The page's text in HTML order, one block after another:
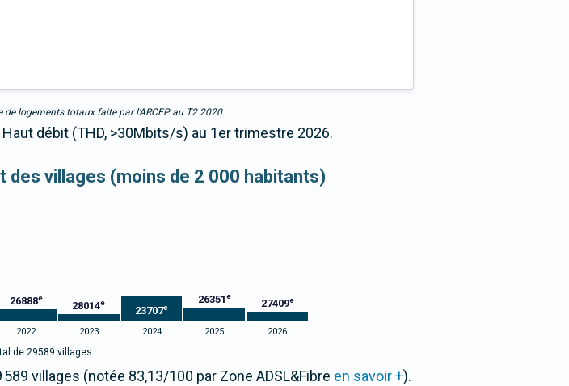
logements totaux faite par l’ARCEP au T2 2020.
débit (THD, >30Mbits/s) au 1er trimestre 2026.
des villages (moins de 2 000 habitants)
26888e
28014e
23707e
26351 e
27409e
2022 2023 2024 2025 2026
de 29589 villages
villages (notée 83,13/100 par Zone ADSL&Fibre en savoir +).